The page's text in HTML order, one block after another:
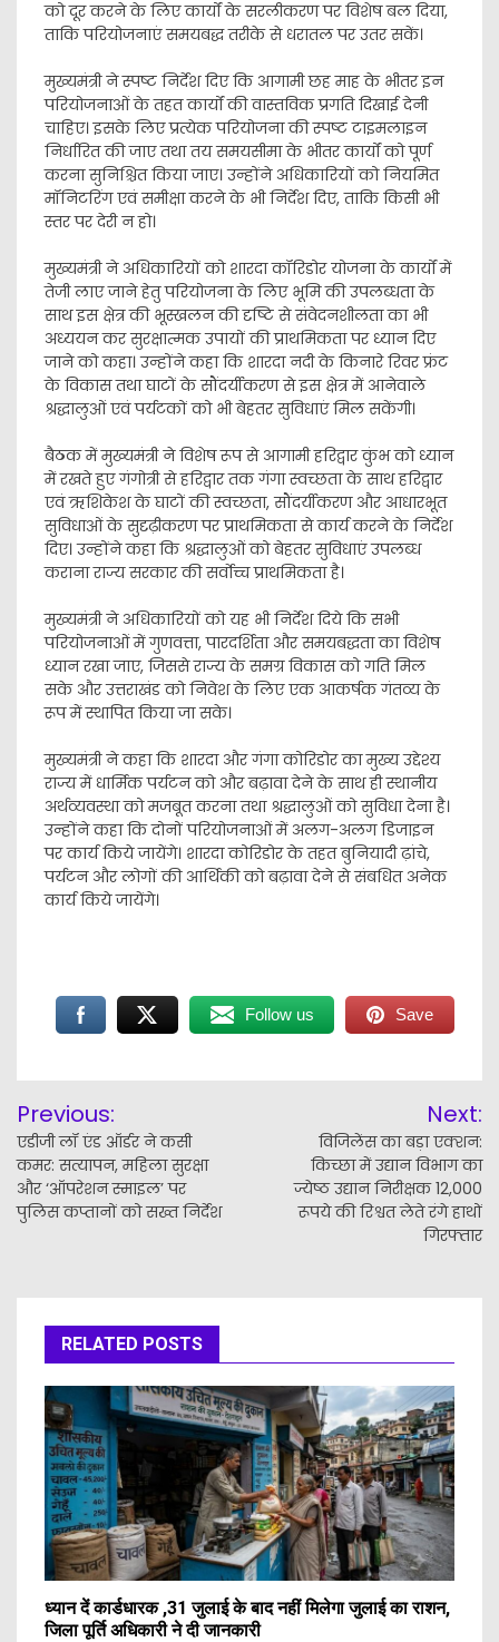
को दूर करने के लिए कार्यों के सरलीकरण पर विशेष बल दिया,
ताकि परियोजनाएं समयबद्ध तरीके से धरातल पर उतर सकें।
मुख्यमंत्री ने स्पष्ट निर्देश दिए कि आगामी छह माह के भीतर इन
परियोजनाओं के तहत कार्यों की वास्तविक प्रगति दिखाई देनी
चाहिए। इसके लिए प्रत्येक परियोजना की स्पष्ट टाइमलाइन
निर्धारित की जाए तथा तय समयसीमा के भीतर कार्यों को पूर्ण
करना सुनिश्चित किया जाए। उन्होंने अधिकारियों को नियमित
मॉनिटरिंग एवं समीक्षा करने के भी निर्देश दिए, ताकि किसी भी
स्तर पर देरी न हो।
मुख्यमंत्री ने अधिकारियों को शारदा कॉरिडोर योजना के कार्यों में
तेजी लाए जाने हेतु परियोजना के लिए भूमि की उपलब्धता के
साथ इस क्षेत्र की भूस्खलन की दृष्टि से संवेदनशीलता का भी
अध्ययन कर सुरक्षात्मक उपायों की प्राथमिकता पर ध्यान दिए
जाने को कहा। उन्होंने कहा कि शारदा नदी के किनारे रिवर फ्रंट
के विकास तथा घाटों के सौंदर्यीकरण से इस क्षेत्र में आनेवाले
श्रद्धालुओं एवं पर्यटकों को भी बेहतर सुविधाएं मिल सकेंगी।
बैठक में मुख्यमंत्री ने विशेष रूप से आगामी हरिद्वार कुंभ को ध्यान
में रखते हुए गंगोत्री से हरिद्वार तक गंगा स्वच्छता के साथ हरिद्वार
एवं ऋशिकेश के घाटों की स्वच्छता, सौंदर्यीकरण और आधारभूत
सुविधाओं के सुदृढ़ीकरण पर प्राथमिकता से कार्य करने के निर्देश
दिए। उन्होंने कहा कि श्रद्धालुओं को बेहतर सुविधाएं उपलब्ध
कराना राज्य सरकार की सर्वाेच्च प्राथमिकता है।
मुख्यमंत्री ने अधिकारियों को यह भी निर्देश दिये कि सभी
परियोजनाओं में गुणवत्ता, पारदर्शिता और समयबद्धता का विशेष
ध्यान रखा जाए, जिससे राज्य के समग्र विकास को गति मिल
सके और उत्तराखंड को निवेश के लिए एक आकर्षक गंतव्य के
रूप में स्थापित किया जा सके।
मुख्यमंत्री ने कहा कि शारदा और गंगा कोरिडोर का मुख्य उद्देश्य
राज्य में धार्मिक पर्यटन को और बढ़ावा देने के साथ ही स्थानीय
अर्थव्यवस्था को मजबूत करना तथा श्रद्धालुओं को सुविधा देना है।
उन्होंने कहा कि दोनों परियोजनाओं में अलग-अलग डिजाइन
पर कार्य किये जायेंगे। शारदा कोरिडोर के तहत बुनियादी ढ़ांचे,
पर्यटन और लोगों की आर्थिकी को बढ़ावा देने से संबधित अनेक
कार्य किये जायेंगे।
Follow us Save
navigation
Previous:
एडीजी लॉ एंड ऑर्डर ने कसी
कमर: सत्यापन, महिला सुरक्षा
और ‘ऑपरेशन स्माइल’ पर
पुलिस कप्तानों को सख्त निर्देश
Next:
विजिलेंस का बड़ा एक्शन:
किच्छा में उद्यान विभाग का
ज्येष्ठ उद्यान निरीक्षक 12,000
रूपये की रिश्वत लेते रंगे हाथों
गिरफ्तार
RELATED POSTS
ध्यान दें कार्डधारक ,31 जुलाई के बाद नहीं मिलेगा जुलाई का राशन,
जिला पूर्ति अधिकारी ने दी जानकारी